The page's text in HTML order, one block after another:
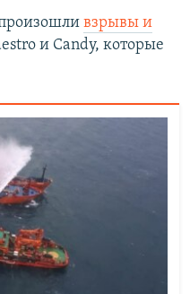
взрывы и
и Candy, которые